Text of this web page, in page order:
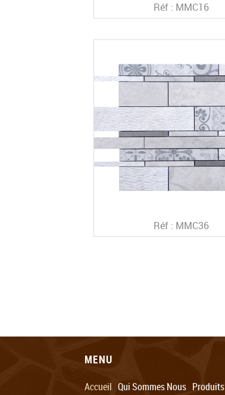
Réf : MMC16
Réf : MMC36
MENU
Accueil Qui Sommes Nous Produits